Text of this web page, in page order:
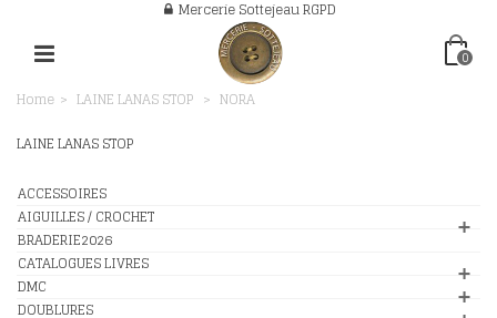
Mercerie Sottejeau RGPD
0
Home > LAINE LANAS STOP > NORA
LAINE LANAS STOP
ACCESSOIRES
AIGUILLES / CROCHET
BRADERIE2026
CATALOGUES LIVRES
DMC
DOUBLURES